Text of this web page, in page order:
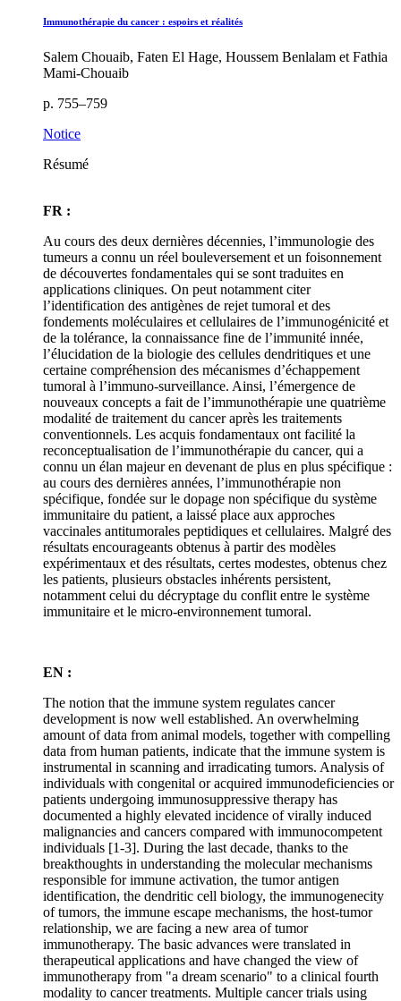
Immunothérapie du cancer : espoirs et réalités
Salem Chouaib, Faten El Hage, Houssem Benlalam et Fathia
Mami-Chouaib
p. 755–759
Notice
Résumé
FR :
Au cours des deux dernières décennies, l’immunologie des
tumeurs a connu un réel bouleversement et un foisonnement
de découvertes fondamentales qui se sont traduites en
applications cliniques. On peut notamment citer
l’identification des antigènes de rejet tumoral et des
fondements moléculaires et cellulaires de l’immunogénicité et
de la tolérance, la connaissance fine de l’immunité innée,
l’élucidation de la biologie des cellules dendritiques et une
certaine compréhension des mécanismes d’échappement
tumoral à l’immuno-surveillance. Ainsi, l’émergence de
nouveaux concepts a fait de l’immunothérapie une quatrième
modalité de traitement du cancer après les traitements
conventionnels. Les acquis fondamentaux ont facilité la
reconceptualisation de l’immunothérapie du cancer, qui a
connu un élan majeur en devenant de plus en plus spécifique :
au cours des dernières années, l’immunothérapie non
spécifique, fondée sur le dopage non spécifique du système
immunitaire du patient, a laissé place aux approches
vaccinales antitumorales peptidiques et cellulaires. Malgré des
résultats encourageants obtenus à partir des modèles
expérimentaux et des résultats, certes modestes, obtenus chez
les patients, plusieurs obstacles inhérents persistent,
notamment celui du décryptage du conflit entre le système
immunitaire et le micro-environnement tumoral.
EN :
The notion that the immune system regulates cancer
development is now well established. An overwhelming
amount of data from animal models, together with compelling
data from human patients, indicate that the immune system is
instrumental in scanning and irradicating tumors. Analysis of
individuals with congenital or acquired immunodeficiencies or
patients undergoing immunosuppressive therapy has
documented a highly elevated incidence of virally induced
malignancies and cancers compared with immunocompetent
individuals [1-3]. During the last decade, thanks to the
breakthoughts in understanding the molecular mechanisms
responsible for immune activation, the tumor antigen
identification, the dendritic cell biology, the immunogenecity
of tumors, the immune escape mechanisms, the host-tumor
relationship, we are facing a new area of tumor
immunotherapy. The basic advances were translated in
therapeutical applications and have changed the view of
immunotherapy from "a dream scenario" to a clinical fourth
modality to cancer treatments. Multiple cancer trials using